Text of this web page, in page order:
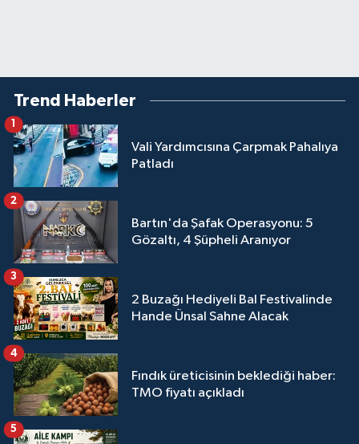
Trend Haberler
Vali Yardımcısına Çarpmak Pahalıya
Patladı
1
Bartın'da Şafak Operasyonu: 5
Gözaltı, 4 Şüpheli Aranıyor
2
2 Buzağı Hediyeli Bal Festivalinde
Hande Ünsal Sahne Alacak
3
Fındık üreticisinin beklediği haber:
TMO fiyatı açıkladı
4
5